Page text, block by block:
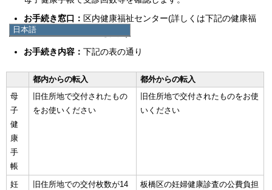
日本語
English
简体中文
繁體中文
お手続き窓口： 区内健康福祉センター(詳しくは下記の健康福
祉センターのご案内を参照)
お手続き内容： 下記の表の通り
都内からの転入
都外からの転入
母
子
健
康
手
帳
旧住所地で交付されたもの
をお使いください
旧住所地で交付されたものをお使
いください
妊
旧住所地での交付枚数が14
板橋区の妊婦健康診査の公費負担